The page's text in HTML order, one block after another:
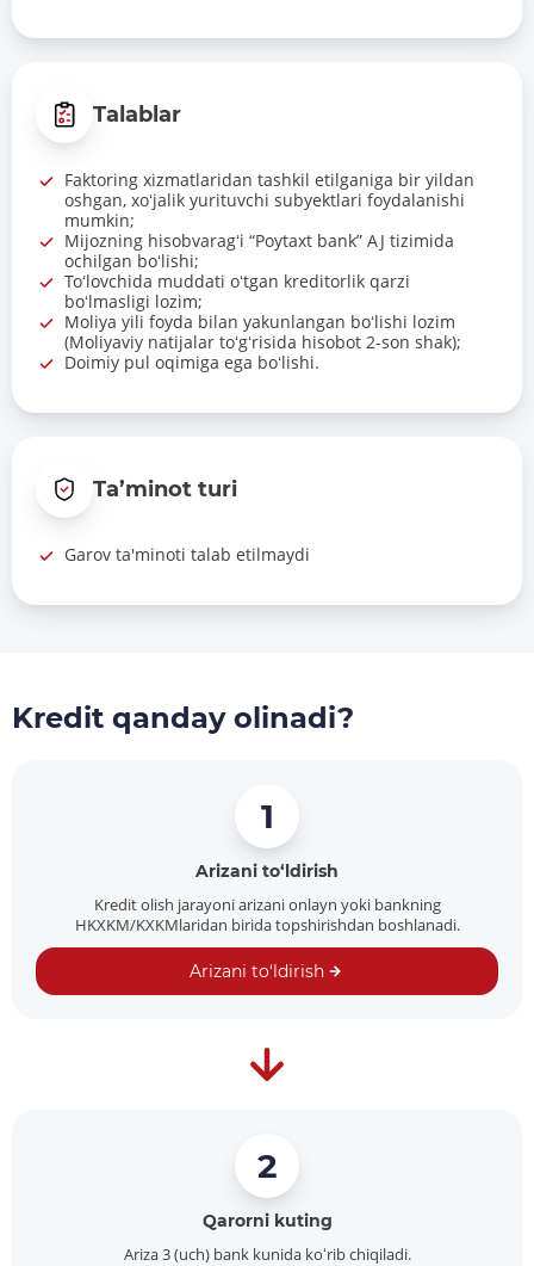
Talablar
Faktoring xizmatlaridan tashkil etilganiga bir yildan
oshgan, xoʻjalik yurituvchi subyektlari foydalanishi
mumkin;
Mijozning hisobvaragʻi “Poytaxt bank” AJ tizimida
ochilgan boʻlishi;
Toʻlovchida muddati oʻtgan kreditorlik qarzi
boʻlmasligi lozim;
Moliya yili foyda bilan yakunlangan boʻlishi lozim
(Moliyaviy natijalar toʻgʻrisida hisobot 2-son shak);
Doimiy pul oqimiga ega boʻlishi.
Ta’minot turi
Garov ta'minoti talab etilmaydi
Kredit qanday olinadi?
1
Arizani to‘ldirish
Kredit olish jarayoni arizani onlayn yoki bankning
HKXKM/KXKMlaridan birida topshirishdan boshlanadi.
Arizani to‘ldirish
2
Qarorni kuting
Ariza 3 (uch) bank kunida koʻrib chiqiladi.